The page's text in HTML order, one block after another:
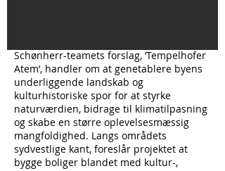
Schønherr-teamets forslag, ’Tempelhofer
Atem’, handler om at genetablere byens
underliggende landskab og
kulturhistoriske spor for at styrke
naturværdien, bidrage til klimatilpasning
og skabe en større oplevelsesmæssig
mangfoldighed. Langs områdets
sydvestlige kant, foreslår projektet at
bygge boliger blandet med kultur-,